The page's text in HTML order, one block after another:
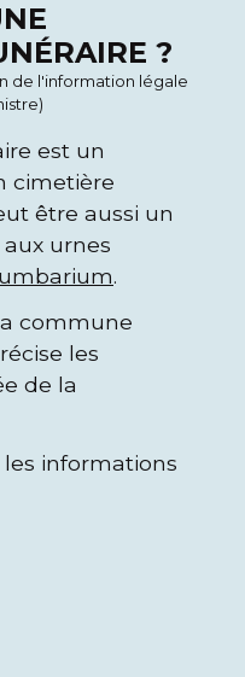
?
de l'information légale
est un
cimetière
être aussi un
urnes
.
commune
les
de la
informations